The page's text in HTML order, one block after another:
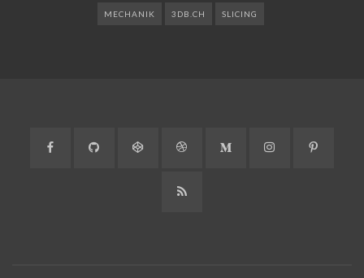
MECHANIK 3DB.CH SLICING
Facebook GitHub CodePen DribbbleMedium Instagram
RSS